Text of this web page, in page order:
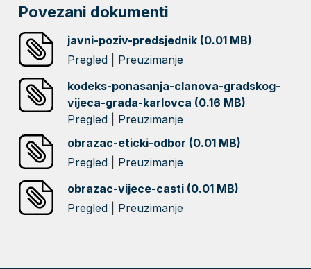
Povezani dokumenti
javni-poziv-predsjednik (0.01 MB)
Pregled
Preuzimanje
kodeks-ponasanja-clanova-gradskog-
vijeca-grada-karlovca (0.16 MB)
Pregled
Preuzimanje
obrazac-eticki-odbor (0.01 MB)
Pregled
Preuzimanje
obrazac-vijece-casti (0.01 MB)
Pregled
Preuzimanje